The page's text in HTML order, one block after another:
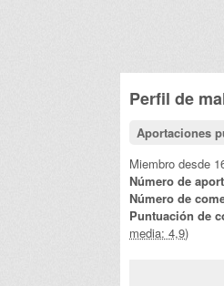
Perfil de
Aportaciones
Miembro desde
Número de
Número de
Puntuación de
media: 4,9)